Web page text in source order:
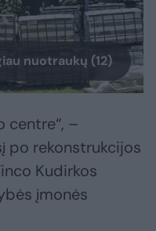
nuotraukų (12)
centre“, –
po rekonstrukcijos
Kudirkos
įmonės